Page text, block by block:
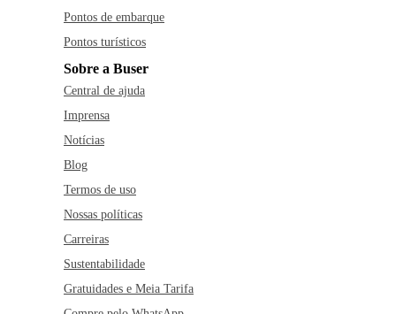
Pontos de embarque
Pontos turísticos
Sobre a Buser
Central de ajuda
Imprensa
Notícias
Blog
Termos de uso
Nossas políticas
Carreiras
Sustentabilidade
Gratuidades e Meia Tarifa